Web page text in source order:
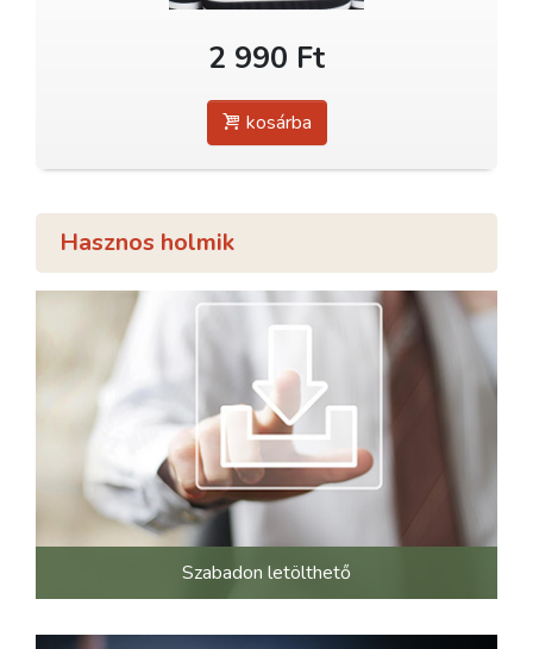
2 990 Ft
kosárba
Hasznos holmik
Szabadon letölthető